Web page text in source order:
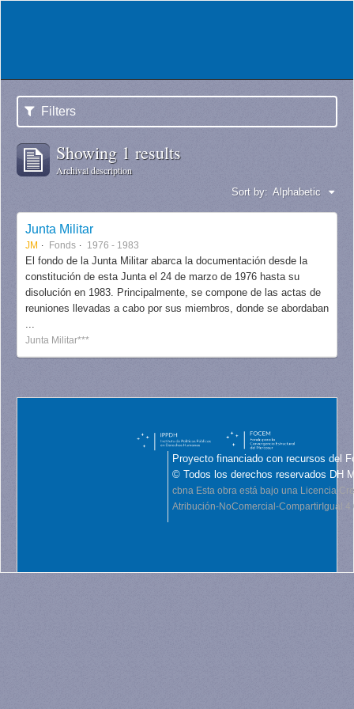
Filters
Showing 1 results
Archival description
Sort by: Alphabetic
Junta Militar
JM Fonds 1976 - 1983
El fondo de la Junta Militar abarca la documentación desde la
constitución de esta Junta el 24 de marzo de 1976 hasta su
disolución en 1983. Principalmente, se compone de las actas de
reuniones llevadas a cabo por sus miembros, donde se abordaban
...
Junta Militar***
Proyecto financiado con recursos del
© Todos los derechos reservados DH
cbna Esta obra está bajo una Licencia
Atribución-NoComercial-CompartirIgual